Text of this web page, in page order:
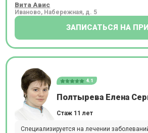
Вита Авис
Иваново, Набережная, д. 5
ЗАПИСАТЬСЯ НА
4.1
Полтырева Елена
Стаж 11 лет
Специализируется на лечении